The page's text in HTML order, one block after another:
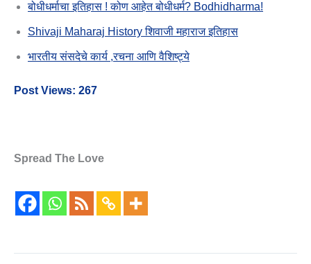
बोधीधर्माचा इतिहास ! कोण आहेत बोधीधर्म? Bodhidharma!
Shivaji Maharaj History शिवाजी महाराज इतिहास
भारतीय संसदेचे कार्य ,रचना आणि वैशिष्ट्ये
Post Views: 267
Spread The Love